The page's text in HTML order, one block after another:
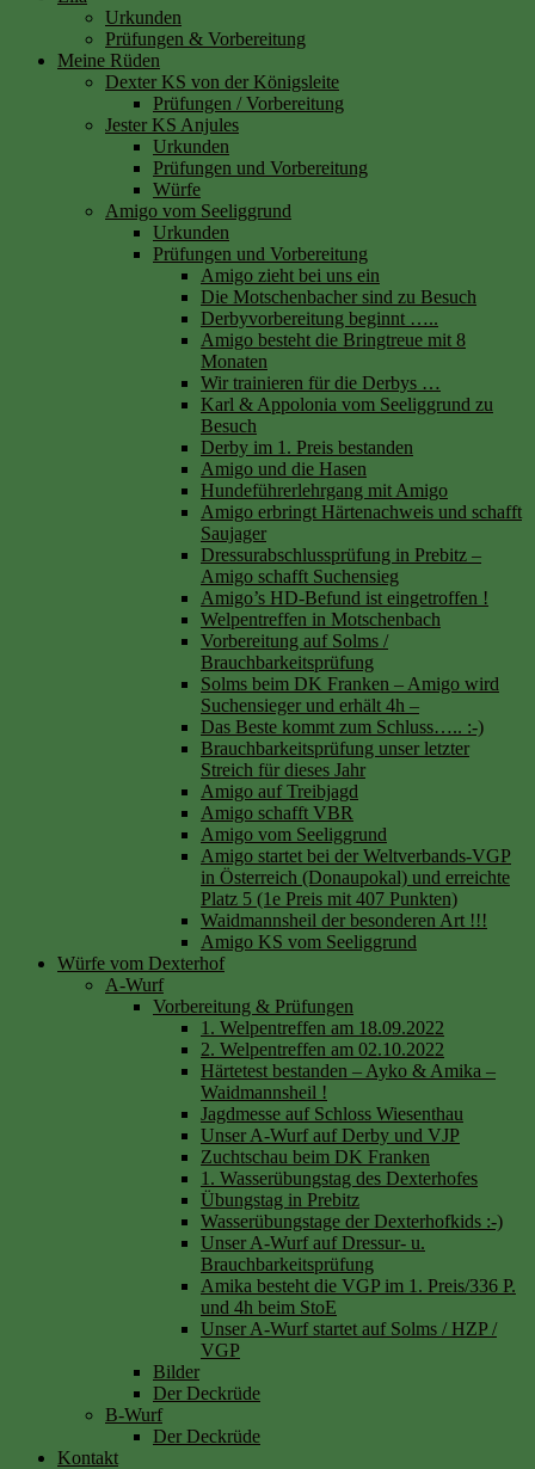
Urkunden
Prüfungen & Vorbereitung
Meine Rüden
Dexter KS von der Königsleite
Prüfungen / Vorbereitung
Jester KS Anjules
Urkunden
Prüfungen und Vorbereitung
Würfe
Amigo vom Seeliggrund
Urkunden
Prüfungen und Vorbereitung
Amigo zieht bei uns ein
Die Motschenbacher sind zu Besuch
Derbyvorbereitung beginnt …..
Amigo besteht die Bringtreue mit 8
Monaten
Wir trainieren für die Derbys …
Karl & Appolonia vom Seeliggrund zu
Besuch
Derby im 1. Preis bestanden
Amigo und die Hasen
Hundeführerlehrgang mit Amigo
Amigo erbringt Härtenachweis und schafft
Saujager
Dressurabschlussprüfung in Prebitz –
Amigo schafft Suchensieg
Amigo’s HD-Befund ist eingetroffen !
Welpentreffen in Motschenbach
Vorbereitung auf Solms /
Brauchbarkeitsprüfung
Solms beim DK Franken – Amigo wird
Suchensieger und erhält 4h –
Das Beste kommt zum Schluss….. :-)
Brauchbarkeitsprüfung unser letzter
Streich für dieses Jahr
Amigo auf Treibjagd
Amigo schafft VBR
Amigo vom Seeliggrund
Amigo startet bei der Weltverbands-VGP
in Österreich (Donaupokal) und erreichte
Platz 5 (1e Preis mit 407 Punkten)
Waidmannsheil der besonderen Art !!!
Amigo KS vom Seeliggrund
Würfe vom Dexterhof
A-Wurf
Vorbereitung & Prüfungen
1. Welpentreffen am 18.09.2022
2. Welpentreffen am 02.10.2022
Härtetest bestanden – Ayko & Amika –
Waidmannsheil !
Jagdmesse auf Schloss Wiesenthau
Unser A-Wurf auf Derby und VJP
Zuchtschau beim DK Franken
1. Wasserübungstag des Dexterhofes
Übungstag in Prebitz
Wasserübungstage der Dexterhofkids :-)
Unser A-Wurf auf Dressur- u.
Brauchbarkeitsprüfung
Amika besteht die VGP im 1. Preis/336 P.
und 4h beim StoE
Unser A-Wurf startet auf Solms / HZP /
VGP
Bilder
Der Deckrüde
B-Wurf
Der Deckrüde
Kontakt